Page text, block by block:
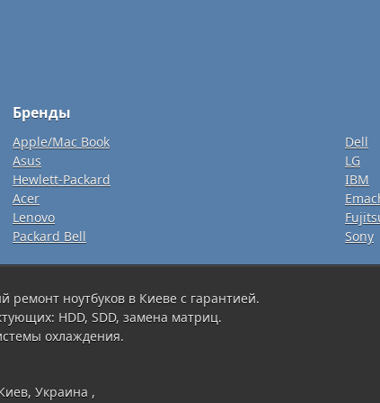
Бренды
Apple/Mac Book
Asus
Hewlett-Packard
Acer
Lenovo
Packard Bell
Dell
LG
IBM
Sony
ноутбуков в Киеве с гарантией.
HDD, SDD, замена матриц.
охлаждения.
Украина ,